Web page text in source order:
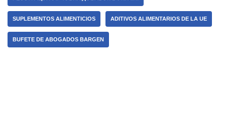
SUPLEMENTOS ALIMENTICIOS ADITIVOS ALIMENTARIOS DE LA UE
BUFETE DE ABOGADOS BARGEN